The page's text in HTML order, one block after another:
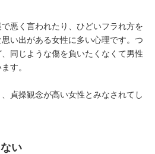
悪く言われたり、ひどいフラれ方を
い出がある女性に多い心理です。つ
同じような傷を負いたくなくて男性
す。
貞操観念が高い女性とみなされてし
い